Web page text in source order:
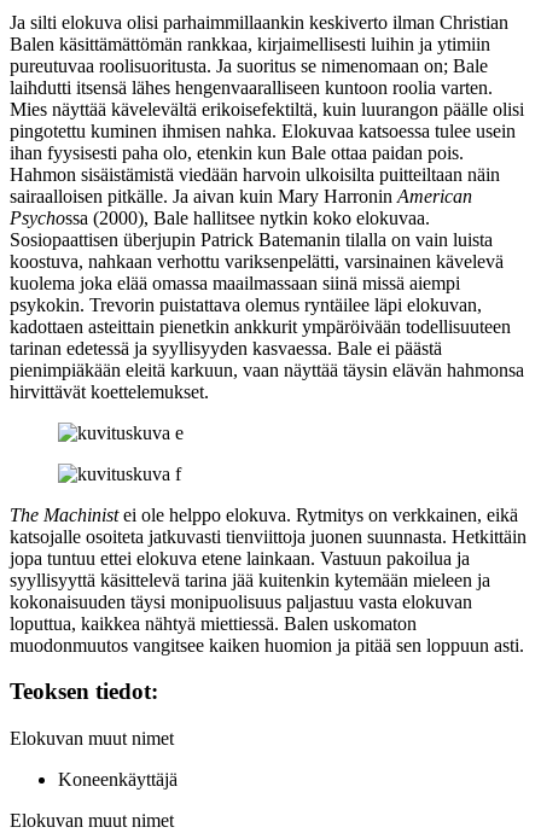
Ja silti elokuva olisi parhaimmillaankin keskiverto ilman Christian
Balen käsittämättömän rankkaa, kirjaimellisesti luihin ja ytimiin
pureutuvaa roolisuoritusta. Ja suoritus se nimenomaan on; Bale
laihdutti itsensä lähes hengenvaaralliseen kuntoon roolia varten.
Mies näyttää kävelevältä erikoisefektiltä, kuin luurangon päälle olisi
pingotettu kuminen ihmisen nahka. Elokuvaa katsoessa tulee usein
ihan fyysisesti paha olo, etenkin kun Bale ottaa paidan pois.
Hahmon sisäistämistä viedään harvoin ulkoisilta puitteiltaan näin
sairaalloisen pitkälle. Ja aivan kuin Mary Harronin American
Psychossa (2000), Bale hallitsee nytkin koko elokuvaa.
Sosiopaattisen überjupin Patrick Batemanin tilalla on vain luista
koostuva, nahkaan verhottu variksenpelätti, varsinainen kävelevä
kuolema joka elää omassa maailmassaan siinä missä aiempi
psykokin. Trevorin puistattava olemus ryntäilee läpi elokuvan,
kadottaen asteittain pienetkin ankkurit ympäröivään todellisuuteen
tarinan edetessä ja syyllisyyden kasvaessa. Bale ei päästä
pienimpiäkään eleitä karkuun, vaan näyttää täysin elävän hahmonsa
hirvittävät koettelemukset.
The Machinistei ole helppo elokuva. Rytmitys on verkkainen, eikä
katsojalle osoiteta jatkuvasti tienviittoja juonen suunnasta. Hetkittäin
jopa tuntuu ettei elokuva etene lainkaan. Vastuun pakoilua ja
syyllisyyttä käsittelevä tarina jää kuitenkin kytemään mieleen ja
kokonaisuuden täysi monipuolisuus paljastuu vasta elokuvan
loputtua, kaikkea nähtyä miettiessä. Balen uskomaton
muodonmuutos vangitsee kaiken huomion ja pitää sen loppuun asti.
Teoksen tiedot:
Elokuvan muut nimet
Koneenkäyttäjä
Elokuvan muut nimet